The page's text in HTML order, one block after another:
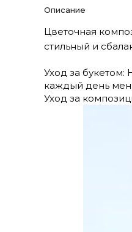
Описание
Цветочная
стильный и
Уход за букетом:
каждый день
Уход за